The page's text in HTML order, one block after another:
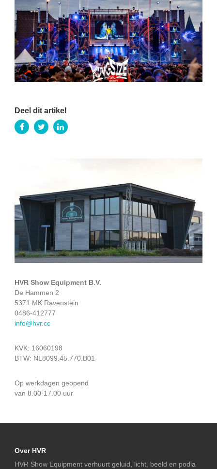
Deel dit artikel
HVR Show Equipment B.V.
De Hammen 2
5371 MK Ravenstein
0486-412777
info@hvr.cc
KVK: 16060198
BTW: NL8099.45.770.B01
Op werkdagen geopend
van 8.00-17.00 uur
Over HVR
HVR Show Equipment verhuurt geluid, licht, beeld en podia